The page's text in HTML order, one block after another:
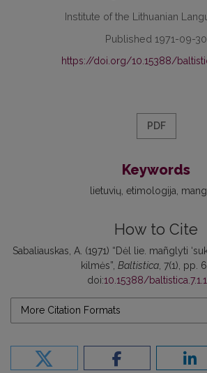
Institute of the Lithuanian
Published 1971-09-30
https://doi.org/10.15388/
PDF
Keywords
lietuvių etimologija
How to Cite
Sabaliauskas, A. (1971) “Dėl lie. mañglyti
kilmės”, Baltistica, 7(1), pp.
doi:10.15388/
More Citation Formats